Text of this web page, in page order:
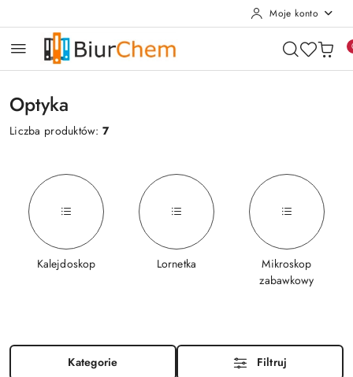
Moje konto
Optyka
Liczba produktów:7
Kalejdoskop Lornetka
Mikroskop
zabawkowy
Kategorie Filtruj